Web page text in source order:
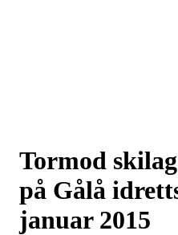
Tormod
på Gålå
januar 2015